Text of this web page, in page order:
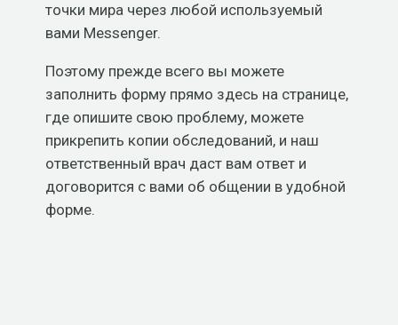
точки мира через любой используемый
вами Messenger.
Поэтому прежде всего вы можете
заполнить форму прямо здесь на странице,
где опишите свою проблему, можете
прикрепить копии обследований, и наш
ответственный врач даст вам ответ и
договорится с вами об общении в удобной
форме.